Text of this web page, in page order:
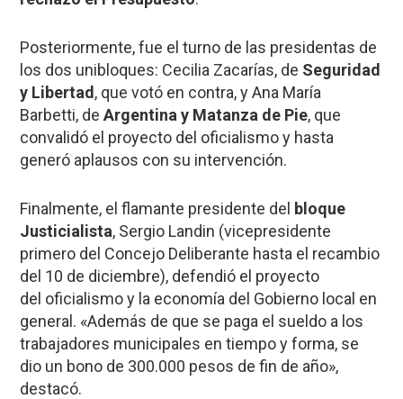
Posteriormente, fue el turno de las presidentas de
los dos unibloques: Cecilia Zacarías, de Seguridad
y Libertad, que votó en contra, y Ana María
Barbetti, deArgentina y Matanza de Pie, que
convalidó el proyecto del oficialismo y hasta
generó aplausos con su intervención.
Finalmente, el flamante presidente del bloque
Justicialista, Sergio Landin (vicepresidente
primero del Concejo Deliberante hasta el recambio
del 10 de diciembre), defendió el proyecto
del oficialismo y la economía del Gobierno local en
general. «Además de que se paga el sueldo a los
trabajadores municipales en tiempo y forma, se
dio un bono de 300.000 pesos de fin de año»,
destacó.